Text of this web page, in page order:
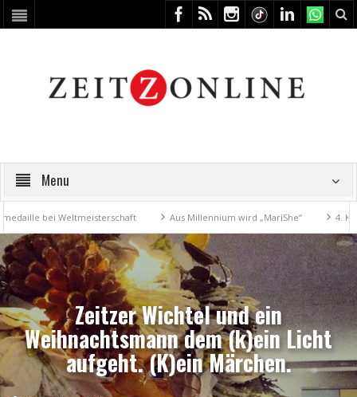
Menu
bei Weltmeisterschaft Aus Millennium wird „MariShe“ 4.
Zeitzer Wichtel und ein
Weihnachtsmann dem (k)ein Licht
aufgeht. (K)ein Märchen.